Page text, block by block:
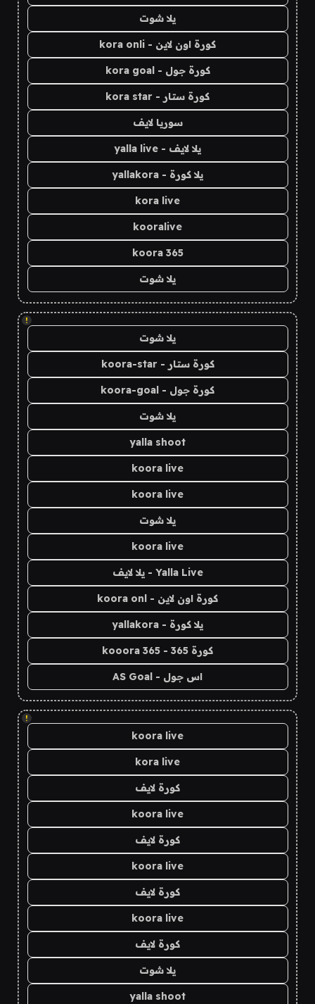
يلا شوت
كورة اون لاين - kora onli
كورة جول - kora goal
كورة ستار - kora star
سوريا لايف
يلا لايف - yalla live
يلا كورة - yallakora
kora live
kooralive
koora 365
يلا شوت
!
يلا شوت
كورة ستار - koora-star
كورة جول - koora-goal
يلا شوت
yalla shoot
koora live
koora live
يلا شوت
koora live
Yalla Live - يلا لايف
كورة اون لاين - koora onl
يلا كورة - yallakora
كورة 365 - kooora 365
اس جول - AS Goal
!
koora live
kora live
كورة لايف
koora live
كورة لايف
koora live
كورة لايف
koora live
كورة لايف
يلا شوت
yalla shoot